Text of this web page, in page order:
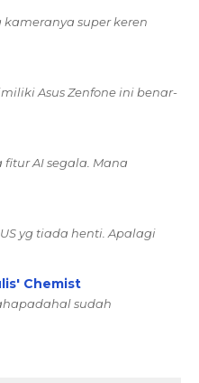
kameranya super keren
Asus Zenfone ini benar-
AI segala. Mana
yg tiada henti. Apalagi
Chemist
sudah